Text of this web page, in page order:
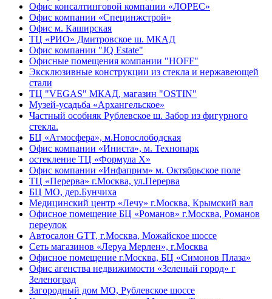
Офис консалтинговой компании «ЛОРЕС»
Офис компании «Специнжстрой»
Офис м. Каширская
ТЦ «РИО» Дмитровское ш. МКАД
Офис компании "JQ Estate"
Офисные помещения компании "HOFF"
Эксклюзивные конструкции из стекла и нержавеющей
стали
ТЦ "VEGAS" МКАД, магазин "OSTIN"
Музей-усадьба «Архангельское»
Частный особняк Рублевское ш. Забор из фигурного
стекла.
БЦ «Атмосфера», м.Новослободская
Офис компании «Иниста», м. Технопарк
остекление ТЦ «Формула Х»
Офис компании «Инфаприм» м. Октябрьское поле
ТЦ «Перерва» г.Москва, ул.Перерва
БЦ МО, дер.Бунчиха
Медицинский центр «Лечу» г.Москва, Крымский вал
Офисное помещение БЦ «Романов» г.Москва, Романов
переулок
Автосалон GTT, г.Москва, Можайское шоссе
Сеть магазинов «Леруа Мерлен», г.Москва
Офисное помещение г.Москва, БЦ «Симонов Плаза»
Офис агенства недвижимости «Зеленый город» г
Зеленоград
Загородный дом МО, Рублевское шоссе